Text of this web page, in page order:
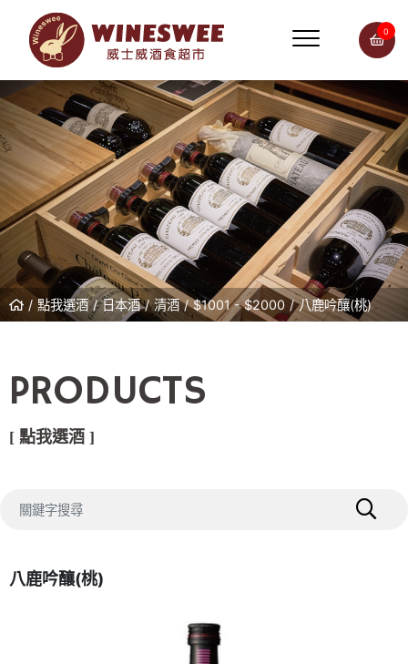
0
點我選酒 日本酒 清酒 $1001 - $2000 八鹿吟釀(桃)
PRODUCTS
[ 點我選酒 ]
八鹿吟釀(桃)